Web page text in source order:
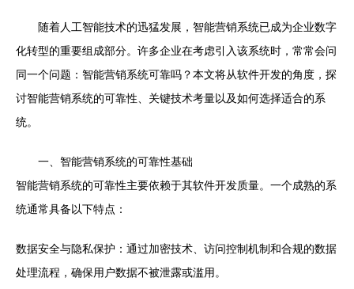
随着人工智能技术的迅猛发展，智能营销系统已成为企业数字
化转型的重要组成部分。许多企业在考虑引入该系统时，常常会问
同一个问题：智能营销系统可靠吗？本文将从软件开发的角度，探
讨智能营销系统的可靠性、关键技术考量以及如何选择适合的系
统。
一、智能营销系统的可靠性基础
智能营销系统的可靠性主要依赖于其软件开发质量。一个成熟的系
统通常具备以下特点：
数据安全与隐私保护：通过加密技术、访问控制机制和合规的数据
处理流程，确保用户数据不被泄露或滥用。